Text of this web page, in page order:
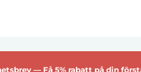
— Få 5% rabatt på din